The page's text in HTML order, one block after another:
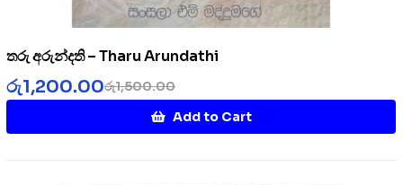
තරු අරුන්දති – Tharu Arundathi
රු1,500.00
රු1,200.00
Add to Cart